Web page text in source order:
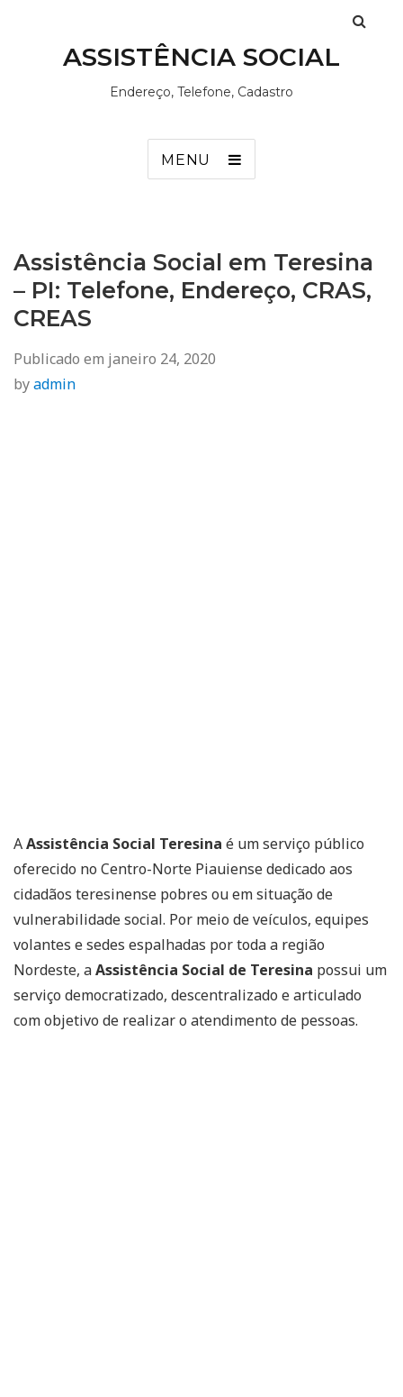
ASSISTÊNCIA SOCIAL
Endereço, Telefone, Cadastro
MENU
Assistência Social em Teresina
– PI: Telefone, Endereço, CRAS,
CREAS
Publicado em janeiro 24, 2020
byadmin
AAssistência Social Teresina é um serviço público
oferecido no Centro-Norte Piauiense dedicado aos
cidadãos teresinense pobres ou em situação de
vulnerabilidade social. Por meio de veículos, equipes
volantes e sedes espalhadas por toda a região
Nordeste, aAssistência Social de Teresina possui um
serviço democratizado, descentralizado e articulado
com objetivo de realizar o atendimento de pessoas.